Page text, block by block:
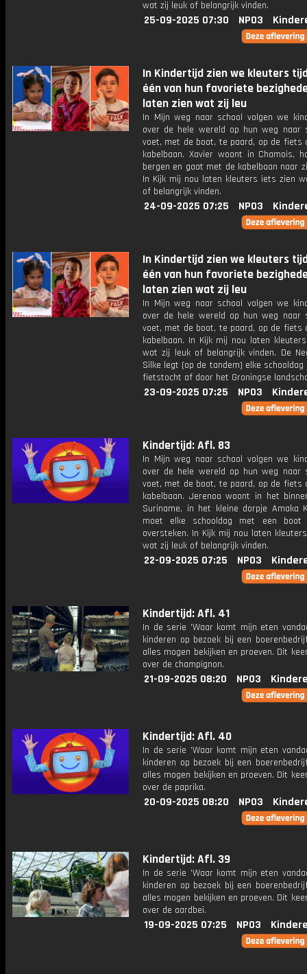
wat zij leuk of belangrijk vinden.
25-09-2025 07:30 NPO3
In Kindertijd zien we kleuters
één van hun favoriete
laten zien wat zij leu
In Mijn weg naar school volgen we
over de hele wereld op hun weg naar
voet, met de boot, te paard, op de fiets
kabelbaan. Xavier woont in Chamois,
bergen en gaat met de kabelbaan naar
In Kijk mij nou laten kleuters iets zien
of belangrijk vinden.
24-09-2025 07:25 NPO3
In Kindertijd zien we kleuters
één van hun favoriete
laten zien wat zij leu
In Mijn weg naar school volgen we
over de hele wereld op hun weg naar
voet, met de boot, te paard, op de fiets
kabelbaan. In Kijk mij nou laten
wat zij leuk of belangrijk vinden. De
Silke legt (op de tandem) elke schooldag
fietstocht af door het Groningse
23-09-2025 07:25 NPO3
Kindertijd: Afl. 83
In Mijn weg naar school volgen we
over de hele wereld op hun weg naar
voet, met de boot, te paard, op de fiets
kabelbaan. Jerenoo woont in het
Suriname, in het kleine dorpje Amaka
moet elke schooldag met een
oversteken. In Kijk mij nou laten
wat zij leuk of belangrijk vinden.
22-09-2025 07:25 NPO3
Kindertijd: Afl. 41
In de serie 'Waar komt mijn eten
kinderen op bezoek bij een
alles mogen bekijken en proeven. Dit
over de champignon.
21-09-2025 08:20 NPO3
Kindertijd: Afl. 40
In de serie 'Waar komt mijn eten
kinderen op bezoek bij een
alles mogen bekijken en proeven. Dit
over de paprika.
20-09-2025 08:20 NPO3
Kindertijd: Afl. 39
In de serie 'Waar komt mijn eten
kinderen op bezoek bij een
alles mogen bekijken en proeven. Dit
over de aardbei.
19-09-2025 07:25 NPO3